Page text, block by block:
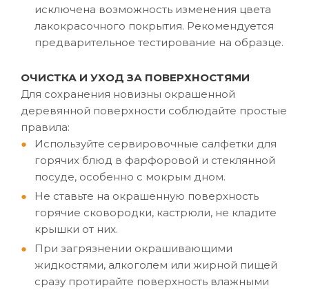
исключена возможность изменения цвета
лакокрасочного покрытия. Рекомендуется
предварительное тестирование на образце.
ОЧИСТКА И УХОД ЗА ПОВЕРХНОСТЯМИ
Для сохранения новизны окрашенной
деревянной поверхности соблюдайте простые
правила:
Используйте сервировочные салфетки для
горячих блюд в фарфоровой и стеклянной
посуде, особенно с мокрым дном.
Не ставьте на окрашенную поверхность
горячие сковородки, кастрюли, не кладите
крышки от них.
При загрязнении окрашивающими
жидкостями, алкоголем или жирной пищей
сразу протирайте поверхность влажными